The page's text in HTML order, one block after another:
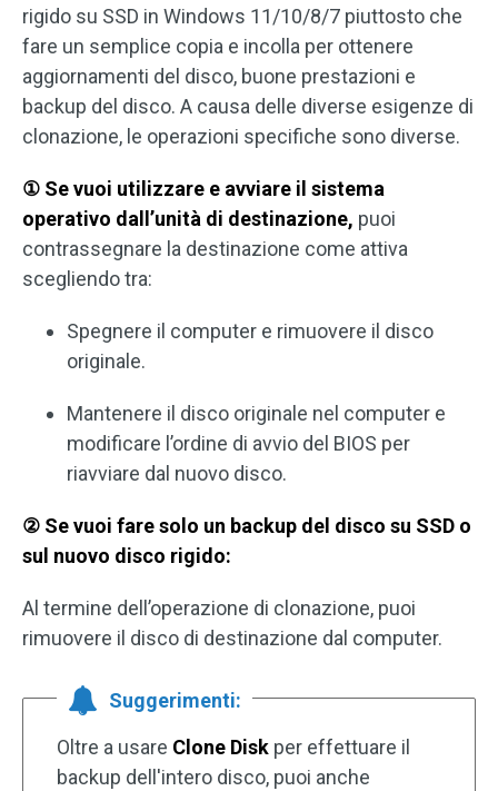
rigido su SSD in Windows 11/10/8/7 piuttosto che
fare un semplice copia e incolla per ottenere
aggiornamenti del disco, buone prestazioni e
backup del disco. A causa delle diverse esigenze di
clonazione, le operazioni specifiche sono diverse.
① Se vuoi utilizzare e avviare il sistema
operativo dall’unità di destinazione, puoi
contrassegnare la destinazione come attiva
scegliendo tra:
Spegnere il computer e rimuovere il disco
originale.
Mantenere il disco originale nel computer e
modificare l’ordine di avvio del BIOS per
riavviare dal nuovo disco.
② Se vuoi fare solo un backup del disco su SSD o
sul nuovo disco rigido:
Al termine dell’operazione di clonazione, puoi
rimuovere il disco di destinazione dal computer.
Suggerimenti:
Oltre a usare Clone Disk per effettuare il
backup dell'intero disco, puoi anche